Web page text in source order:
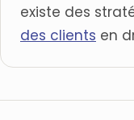
existe des
des clients en